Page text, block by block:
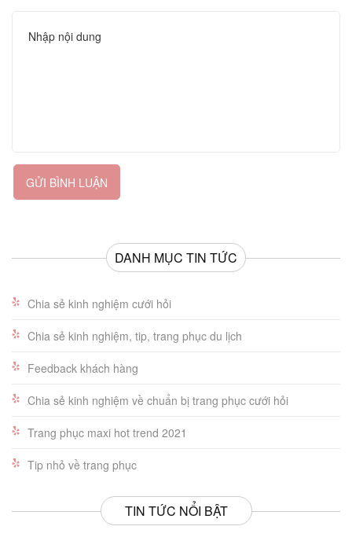
GỬI BÌNH LUẬN
DANH MỤC TIN TỨC
Chia sẻ kinh nghiệm cưới hỏi
Chia sẻ kinh nghiệm, tip, trang phục du lịch
Feedback khách hàng
Chia sẻ kinh nghiệm về chuẩn bị trang phục cưới hỏi
Trang phục maxi hot trend 2021
Tip nhỏ về trang phục
TIN TỨC NỔI BẬT